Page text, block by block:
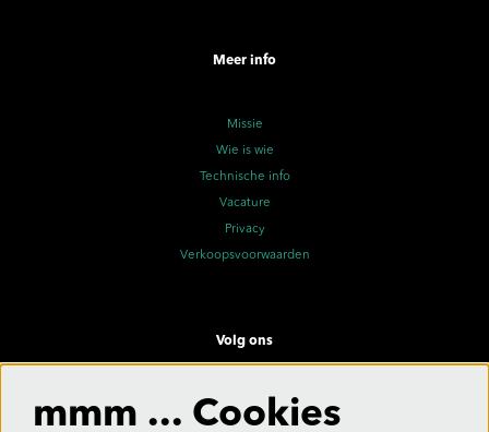
Meer info
Missie
Wie is wie
Technische info
Vacature
Privacy
Verkoopsvoorwaarden
Volg ons
mmm ... Cookies